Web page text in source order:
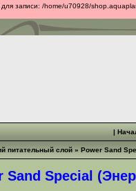
записи: /home/u70928/
|
питательный слой » Power Sand
Sand Special